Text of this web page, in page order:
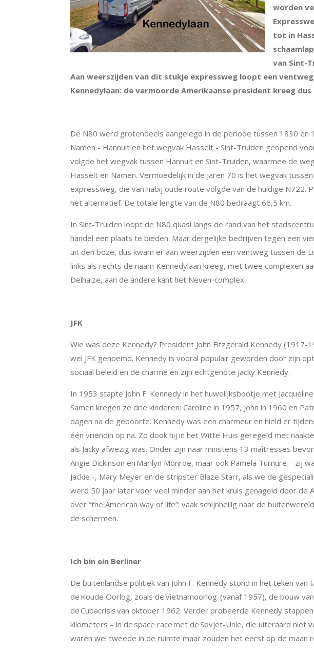
worden
tot in
van Sint-
Aan weerszijden van dit stukje expressweg loopt een
Kennedylaan: de vermoorde Amerikaanse president kreeg
De N80 werd grotendeels aangelegd in de periode tussen 1830 en
Namen - Hannuit en het wegvak Hasselt - Sint-Truiden geopend
volgde het wegvak tussen Hannuit en Sint-Truiden, waarmee de
Hasselt en Namen. Vermoedelijk in de jaren 70 is het wegvak
expressweg, die van nabij oude route volgde van de huidige N722.
het alternatief. De totale lengte van de N80 bedraagt 66,5 km.
In Sint-Truiden loopt de N80 quasi langs de rand van het
handel een plaats te bieden. Maar dergelijke bedrijven tegen een
uit den boze, dus kwam er aan weerzijden een ventweg tussen de
links als rechts de naam Kennedylaan kreeg, met twee complexen
Delhaize, aan de andere kant het Neven-complex.
JFK
Wie was deze Kennedy? President John Fitzgerald Kennedy (1917-
wel JFK genoemd. Kennedy is vooral populair geworden door zijn
sociaal beleid en de charme en zijn echtgenote Jacky Kennedy.
In 1953 stapte John F. Kennedy in het huwelijksbootje met Jacqueline
Samen kregen ze drie kinderen: Caroline in 1957, John in 1960 en
dagen na de geboorte. Kennedy was een charmeur en hield er
één vriendin op na. Zo dook hij in het Witte Huis geregeld met
als Jacky afwezig was. Onder zijn naar minstens 13 maîtresses
Angie Dickinson en Marilyn Monroe, maar ook Pamela Turnure – zij
Jackie -, Mary Meyer en de stripster Blaze Starr, als we de
werd 50 jaar later voor veel minder aan het kruis genageld door de
over “the American way of life”: vaak schijnheilig naar de
de schermen.
Ich bin ein Berliner
De buitenlandse politiek van John F. Kennedy stond in het teken
de Koude Oorlog, zoals deVietnamoorlog (vanaf 1957), de bouw
deCubacrisisvan oktober 1962. Verder probeerde Kennedy
kilometers – in de space racemet deSovjet-Unie, die uiteraard niet
waren wel tweede in de ruimte maar zouden het eerst op de maan